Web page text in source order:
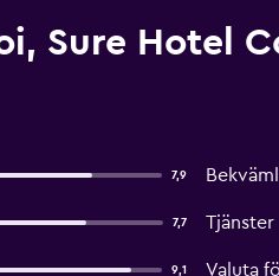
Sure Hotel
7,9
7,7 Tjänster
9,1 Valuta